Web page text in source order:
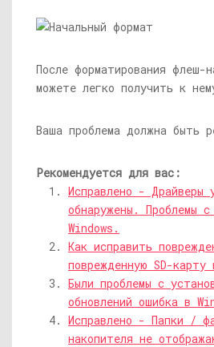
После форматирования флеш-
можете легко получить к
Ваша проблема должна быть
Рекомендуется для вас:
Исправлено - Драйверы
обнаружены. Проблемы с
Windows.
Как исправить
поврежденную SD-карту
Были проблемы с
обновлений ошибка в
Исправлено - Папки /
накопителя не